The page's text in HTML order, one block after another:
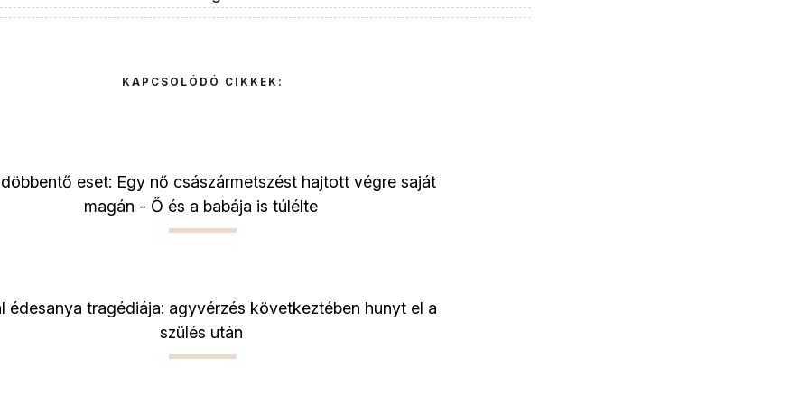
KAPCSOLÓDÓ CIKKEK:
eset: Egy nő császármetszést hajtott végre saját
magán - Ő és a babája is túlélte
édesanya tragédiája: agyvérzés következtében hunyt el a
szülés után